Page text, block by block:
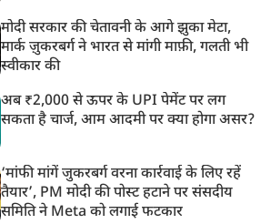
मोदी सरकार की चेतावनी के आगे झुका मेटा,
मार्क ज़ुकरबर्ग ने भारत से मांगी माफ़ी, गलती भी
स्वीकार की
अब ₹2,000 से ऊपर के UPI पेमेंट पर लग
सकता है चार्ज, आम आदमी पर क्या होगा असर?
‘मांफी मांगें जुकरबर्ग वरना कार्रवाई के लिए रहें
तैयार’, PM मोदी की पोस्ट हटाने पर संसदीय
समिति ने Meta को लगाई फटकार